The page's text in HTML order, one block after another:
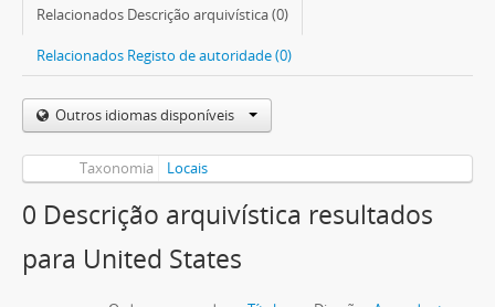
Relacionados Descrição arquivística (0)
Relacionados Registo de autoridade (0)
Outros idiomas disponíveis
Taxonomia Locais
0 Descrição arquivística resultados
para United States